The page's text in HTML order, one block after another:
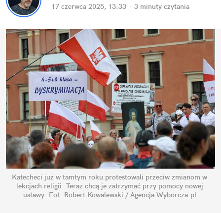
17 czerwca 2025, 13:33 · 3 minuty czytania
Katecheci już w tamtym roku protestowali przeciw zmianom w
lekcjach religii. Teraz chcą je zatrzymać przy pomocy nowej
ustawy. Fot. Robert Kowalewski / Agencja Wyborcza.pl